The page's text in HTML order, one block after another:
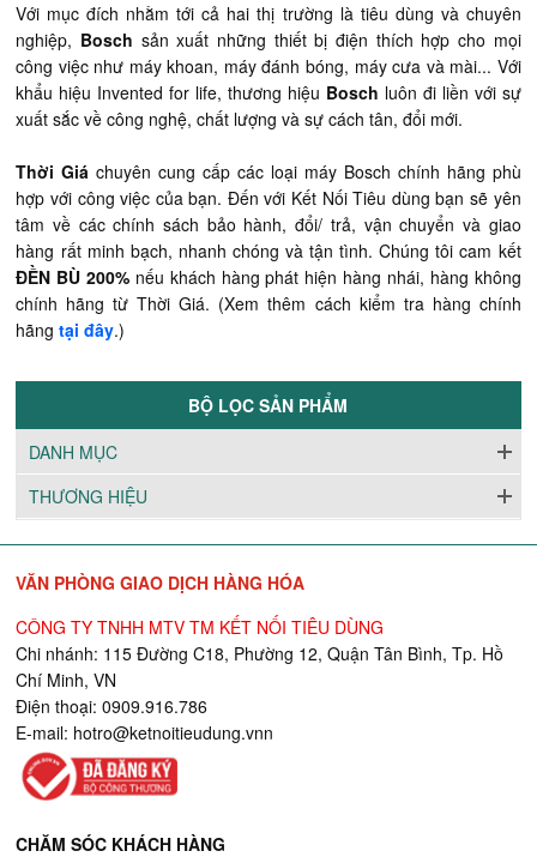
Với mục đích nhằm tới cả hai thị trường là tiêu dùng và chuyên
nghiệp, Bosch sản xuất những thiết bị điện thích hợp cho mọi
công việc như máy khoan, máy đánh bóng, máy cưa và mài... Với
khẩu hiệu Invented for life, thương hiệu Bosch luôn đi liền với sự
xuất sắc về công nghệ, chất lượng và sự cách tân, đổi mới.
Thời Giá chuyên cung cấp các loại máy Bosch chính hãng phù
hợp với công việc của bạn. Đến với Kết Nối Tiêu dùng bạn sẽ yên
tâm về các chính sách bảo hành, đổi/ trả, vận chuyển và giao
hàng rất minh bạch, nhanh chóng và tận tình. Chúng tôi cam kết
ĐỀN BÙ 200% nếu khách hàng phát hiện hàng nhái, hàng không
chính hãng từ Thời Giá. (Xem thêm cách kiểm tra hàng chính
hãngtại đây.)
BỘ LỌC SẢN PHẨM
DANH MỤC
THƯƠNG HIỆU
VĂN PHÒNG GIAO DỊCH HÀNG HÓA
CÔNG TY TNHH MTV TM KẾT NỐI TIÊU DÙNG
Chi nhánh: 115 Đường C18, Phường 12, Quận Tân Bình, Tp. Hồ
Chí Minh, VN
Điện thoại: 0909.916.786
E-mail: hotro@ketnoitieudung.vnn
CHĂM SÓC KHÁCH HÀNG